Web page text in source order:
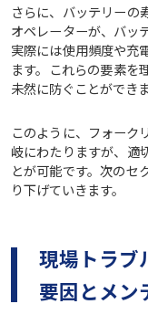
さらに、バッテリーの
オペレーターが、バッ
実際には使用頻度や充
ます。これらの要素を
未然に防ぐことができま
このように、フォーク
岐にわたりますが、適
とが可能です。次のセ
り下げていきます。
現場トラブ
要因とメン